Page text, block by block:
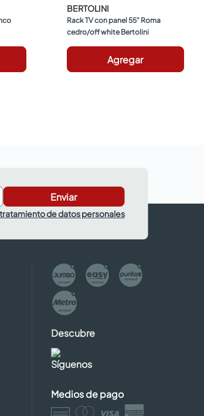
BERTOLINI
Rack TV con panel 55" Roma
cedro/off white Bertolini
Agregar
Enviar
de datos personales
Descubre
Síguenos
Medios de pago